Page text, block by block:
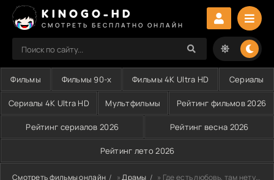
KINOGO-HD
СМОТРЕТЬ БЕСПЛАТНО ОНЛАЙН
Фильмы Фильмы 90-х Фильмы 4K Ultra HD Сериалы
Сериалы 4K Ultra HD Мультфильмы Рейтинг фильмов 2026
Рейтинг сериалов 2026 Рейтинг весна 2026
Рейтинг лето 2026
Смотреть фильмы онлайн »Драмы » Где есть любовь, там нету тьмы (2026)